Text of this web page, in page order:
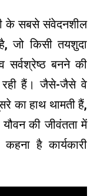
के सबसे संवेदनशील
जो किसी तयशुदा
सर्वश्रेष्ठ बनने की
रही हैं। जैसे-जैसे वे
का हाथ थामती हैं,
की जीवंतता में
है कार्यकारी